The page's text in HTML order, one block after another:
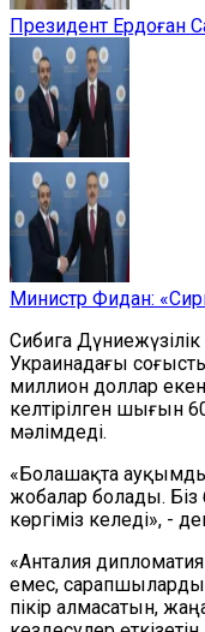
Президент Ердоған
Министр Фидан:
Сибига
Украинадағы
миллион доллар
келтірілген шығын
мәлімдеді.
«Болашақта
жобалар болады. Біз
көргіміз келеді», -
«Анталия
емес, сарапшыларды
пікір алмасатын,